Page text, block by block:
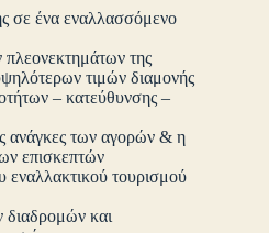
σε ένα εναλλασσόμενο
πλεονεκτημάτων της
τιμών διαμονής
– κατεύθυνσης –
ανάγκες των αγορών & η
επισκεπτών
τουρισμού
διαδρομών και